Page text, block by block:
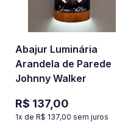
Abajur Luminária
Arandela de Parede
Johnny Walker
R$ 137,00
1x de R$ 137,00 sem juros